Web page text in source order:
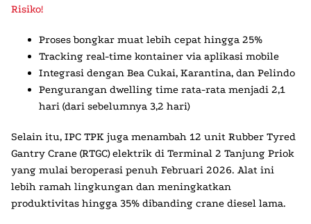
Risiko!
Proses bongkar muat lebih cepat hingga 25%
Tracking real-time kontainer via aplikasi mobile
Integrasi dengan Bea Cukai, Karantina, dan Pelindo
Pengurangan dwelling time rata-rata menjadi 2,1
hari (dari sebelumnya 3,2 hari)
Selain itu, IPC TPK juga menambah 12 unit Rubber Tyred
Gantry Crane (RTGC) elektrik di Terminal 2 Tanjung Priok
yang mulai beroperasi penuh Februari 2026. Alat ini
lebih ramah lingkungan dan meningkatkan
produktivitas hingga 35% dibanding crane diesel lama.